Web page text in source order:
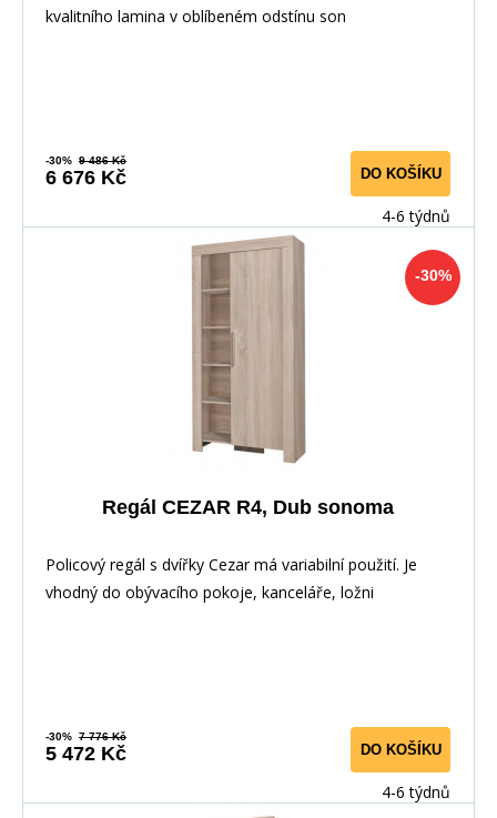
kvalitního lamina v oblíbeném odstínu son
-30% 9 486 Kč
6 676 Kč DO KOŠÍKU
4-6 týdnů
-30%
Regál CEZAR R4, Dub sonoma
Policový regál s dvířky Cezar má variabilní použití. Je
vhodný do obývacího pokoje, kanceláře, ložni
-30% 7 776 Kč
5 472 Kč DO KOŠÍKU
4-6 týdnů